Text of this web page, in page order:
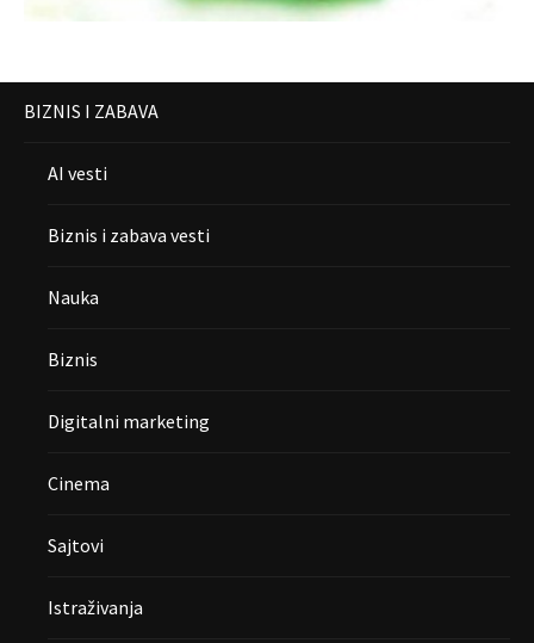
BIZNIS I ZABAVA
AI vesti
Biznis i zabava vesti
Nauka
Biznis
Digitalni marketing
Cinema
Sajtovi
Istraživanja